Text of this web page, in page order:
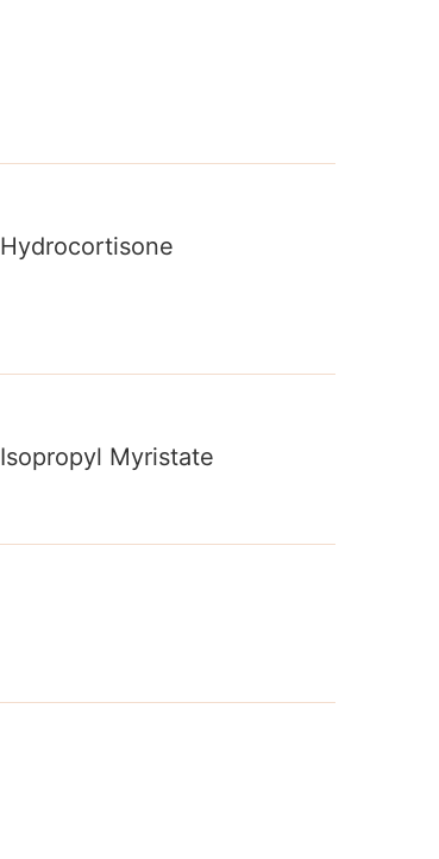
Hydrocortisone
Isopropyl Myristate